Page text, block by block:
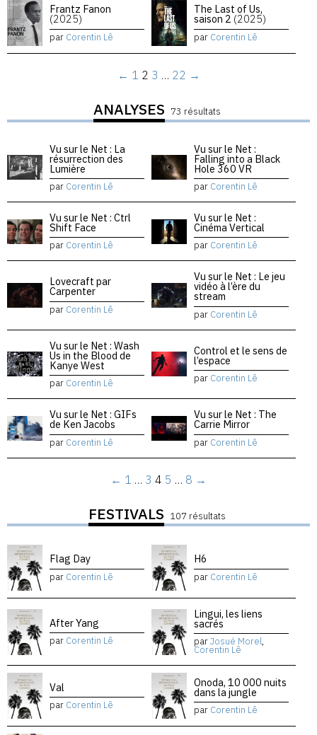
Frantz Fanon
(2025)
par Corentin Lê
The Last of Us,
saison 2 (2025)
par Corentin Lê
← 1 2 3 … 22 →
ANALYSES 73 résultats
Vu sur le Net : La
résurrection des
Lumière
par Corentin Lê
Vu sur le Net :
Falling into a Black
Hole 360 VR
par Corentin Lê
Vu sur le Net : Ctrl
Shift Face
par Corentin Lê
Vu sur le Net :
Cinéma Vertical
par Corentin Lê
Lovecraft par
Carpenter
par Corentin Lê
Vu sur le Net : Le jeu
vidéo à l’ère du
stream
par Corentin Lê
Vu sur le Net : Wash
Us in the Blood de
Kanye West
par Corentin Lê
Control et le sens de
l’espace
par Corentin Lê
Vu sur le Net : GIFs
de Ken Jacobs
par Corentin Lê
Vu sur le Net : The
Carrie Mirror
par Corentin Lê
← 1 … 3 4 5 … 8 →
FESTIVALS 107 résultats
Flag Day
par Corentin Lê
H6
par Corentin Lê
After Yang
par Corentin Lê
Lingui, les liens
sacrés
parJosué Morel,
Corentin Lê
Val
par Corentin Lê
Onoda, 10 000 nuits
dans la jungle
par Corentin Lê